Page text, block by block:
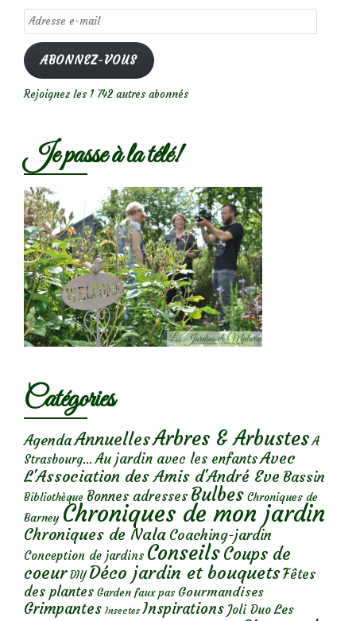
Adresse
e-
mail
ABONNEZ-VOUS
Rejoignez les 1 742 autres abonnés
Je passe à la télé!
Catégories
AgendaAnnuellesArbres & Arbustes A
Strasbourg... Au jardin avec les enfantsAvec
L'Association des Amis d'André Eve Bassin
Bibliothèque Bonnes adresses Bulbes Chroniques de
Barney Chroniques de mon jardin
Chroniques de Nala Coaching-jardin
Conception de jardins ConseilsCoups de
coeur DIY Déco jardin et bouquetsFêtes
des plantes Garden faux pas Gourmandises
Grimpantes Insectes Inspirations Joli Duo Les